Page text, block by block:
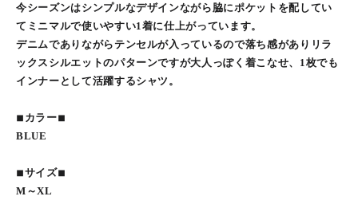
今シーズンはシンプルなデザインながら脇にポケットを配してい
てミニマルで使いやすい1着に仕上がっています。
デニムでありながらテンセルが入っているので落ち感がありリラ
ックスシルエットのパターンですが大人っぽく着こなせ、1枚でも
インナーとして活躍するシャツ。⁡
◾︎カラー◾︎
BLUE
◾︎サイズ◾︎
M～XL